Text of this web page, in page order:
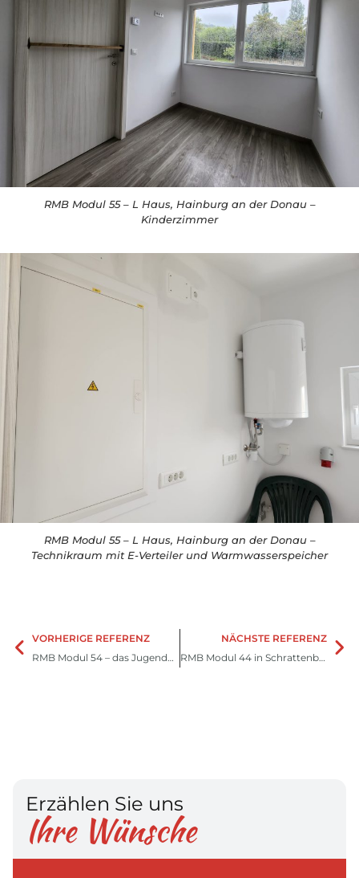
RMB Modul 55 – L Haus, Hainburg an der Donau –
Kinderzimmer
RMB Modul 55 – L Haus, Hainburg an der Donau –
Technikraum mit E-Verteiler und Warmwasserspeicher
VORHERIGE REFERENZ
RMB Modul 54 – das Jugendhaus, Pottenbrunn, Österreich
NÄCHSTE REFERENZ
RMB Modul 44 in Schrattenberg bei Poysdorf, Österreich
Erzählen Sie uns
Ihre Wünsche